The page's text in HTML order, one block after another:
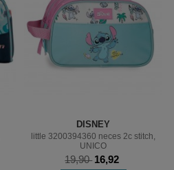
DISNEY
little 3200394360 neces 2c stitch,
UNICO
19,90 16,92